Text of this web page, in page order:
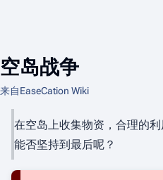
空岛战争
来自EaseCation Wiki
在空岛上收集物资，合理的
能否坚持到最后呢？